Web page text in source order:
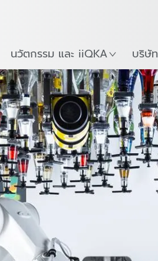
นวัตกรรม และ iiQKA บริษัท
ร้านกาแฟ การบังคับกล้อง